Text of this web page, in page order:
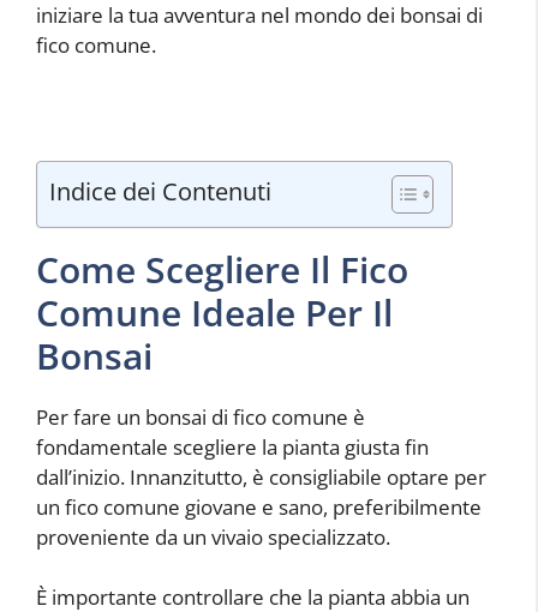
iniziare la tua avventura nel mondo dei bonsai di
fico comune.
Indice dei Contenuti
Come Scegliere Il Fico
Comune Ideale Per Il
Bonsai
Per fare un bonsai di fico comune è
fondamentale scegliere la pianta giusta fin
dall’inizio. Innanzitutto, è consigliabile optare per
un fico comune giovane e sano, preferibilmente
proveniente da un vivaio specializzato.
È importante controllare che la pianta abbia un